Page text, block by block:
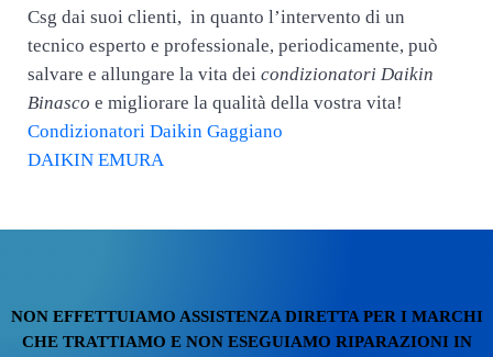
Csg dai suoi clienti, in quanto l’intervento di un
tecnico esperto e professionale, periodicamente, può
salvare e allungare la vita dei condizionatori Daikin
Binasco e migliorare la qualità della vostra vita!
Post precedente:
Condizionatori Daikin Gaggiano
Post successivo:
DAIKIN EMURA
NON EFFETTUIAMO ASSISTENZA DIRETTA PER I MARCHI
CHE TRATTIAMO E NON ESEGUIAMO RIPARAZIONI IN